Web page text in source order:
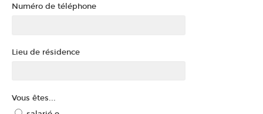
Numéro de téléphone
Lieu de résidence
Vous êtes...